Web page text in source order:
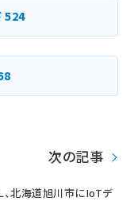
524
次の記事
、北海道旭川市にIoTデ